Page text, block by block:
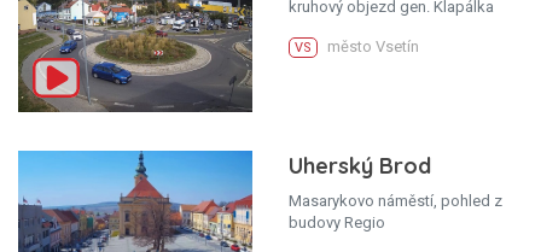
kruhový objezd gen. Klapálka
VS město Vsetín
Uherský Brod
Masarykovo náměstí, pohled z
budovy Regio